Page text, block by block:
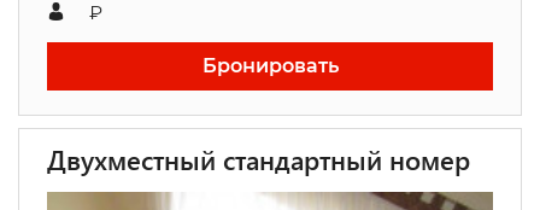
₽
Бронировать
Двухместный стандартный номер